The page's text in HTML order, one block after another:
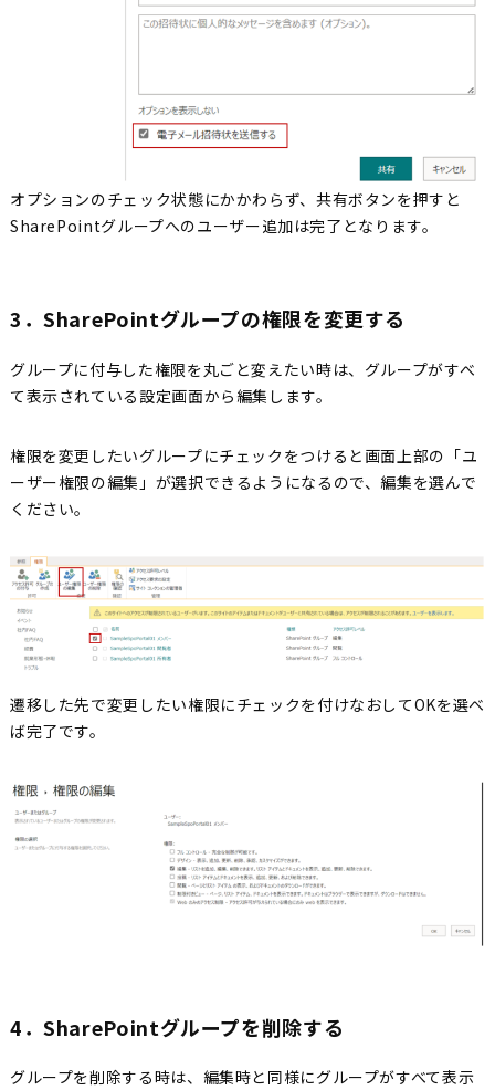
オプションのチェック状態にかかわらず、共有ボタンを押すと
SharePointグループへのユーザー追加は完了となります。
3．SharePointグループの権限を変更する
グループに付与した権限を丸ごと変えたい時は、グループがすべ
て表示されている設定画面から編集します。
権限を変更したいグループにチェックをつけると画面上部の「ユ
ーザー権限の編集」が選択できるようになるので、編集を選んで
ください。
遷移した先で変更したい権限にチェックを付けなおしてOKを選べ
ば完了です。
4．SharePointグループを削除する
グループを削除する時は、編集時と同様にグループがすべて表示